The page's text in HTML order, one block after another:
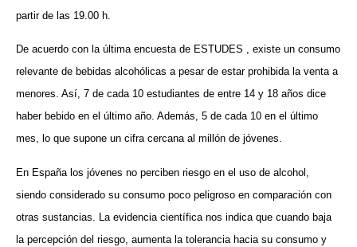
partir de las 19.00 h.
De acuerdo con la última encuesta de ESTUDES , existe un consumo
relevante de bebidas alcohólicas a pesar de estar prohibida la venta a
menores. Así, 7 de cada 10 estudiantes de entre 14 y 18 años dice
haber bebido en el último año. Además, 5 de cada 10 en el último
mes, lo que supone un cifra cercana al millón de jóvenes.
En España los jóvenes no perciben riesgo en el uso de alcohol,
siendo considerado su consumo poco peligroso en comparación con
otras sustancias. La evidencia científica nos indica que cuando baja
la percepción del riesgo, aumenta la tolerancia hacia su consumo y